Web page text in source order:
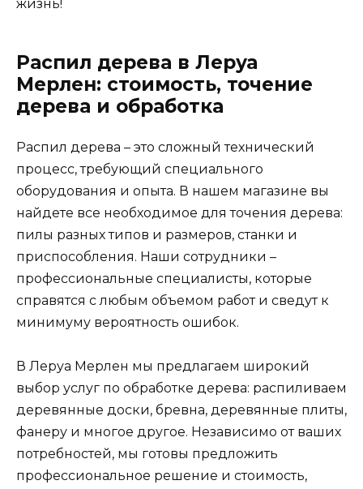
жизнь!
Распил дерева в Леруа
Мерлен: стоимость, точение
дерева и обработка
Распил дерева – это сложный технический
процесс, требующий специального
оборудования и опыта. В нашем магазине вы
найдете все необходимое для точения дерева:
пилы разных типов и размеров, станки и
приспособления. Наши сотрудники –
профессиональные специалисты, которые
справятся с любым объемом работ и сведут к
минимуму вероятность ошибок.
В Леруа Мерлен мы предлагаем широкий
выбор услуг по обработке дерева: распиливаем
деревянные доски, бревна, деревянные плиты,
фанеру и многое другое. Независимо от ваших
потребностей, мы готовы предложить
профессиональное решение и стоимость,